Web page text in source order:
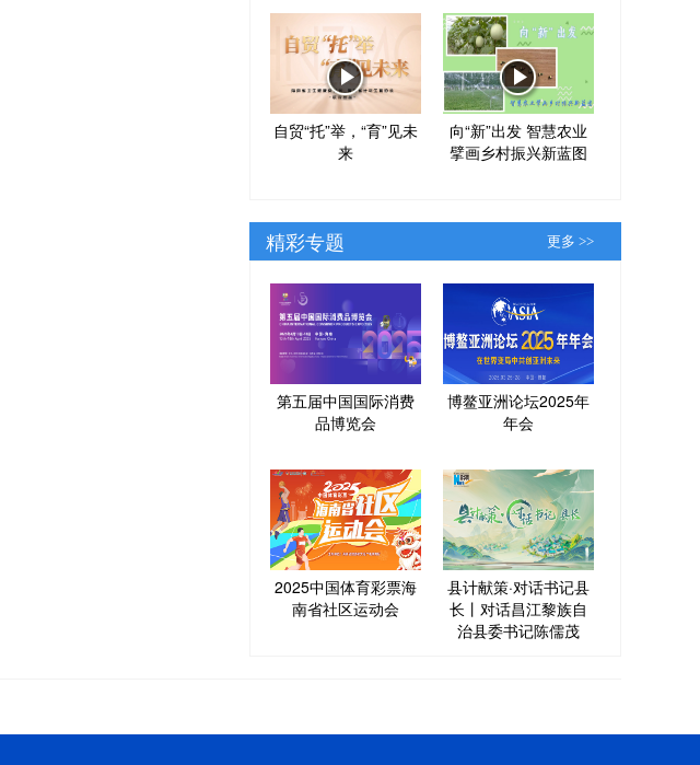
自贸“托”举，“育”见未
来
向“新”出发 智慧农业
擘画乡村振兴新蓝图
精彩专题 更多 >>
第五届中国国际消费
品博览会
博鳌亚洲论坛2025年
年会
2025中国体育彩票海
南省社区运动会
县计献策·对话书记县
长丨对话昌江黎族自
治县委书记陈儒茂